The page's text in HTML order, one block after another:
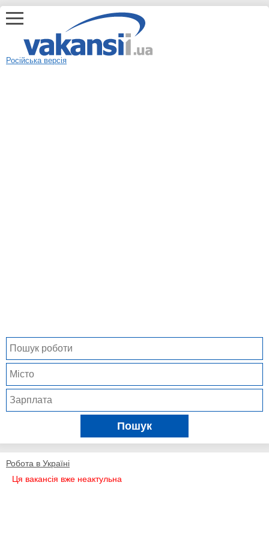
Російська версія
Пошук
Робота в Україні
Ця вакансія вже неактульна